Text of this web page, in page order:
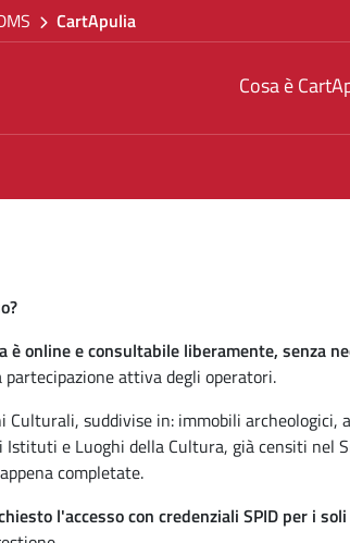
CartApulia
Cosa è
è online e consultabile liberamente, senza
attiva degli operatori.
Culturali, suddivise in: immobili
e Luoghi della Cultura, già censiti
completate.
l'accesso con credenziali SPID per i